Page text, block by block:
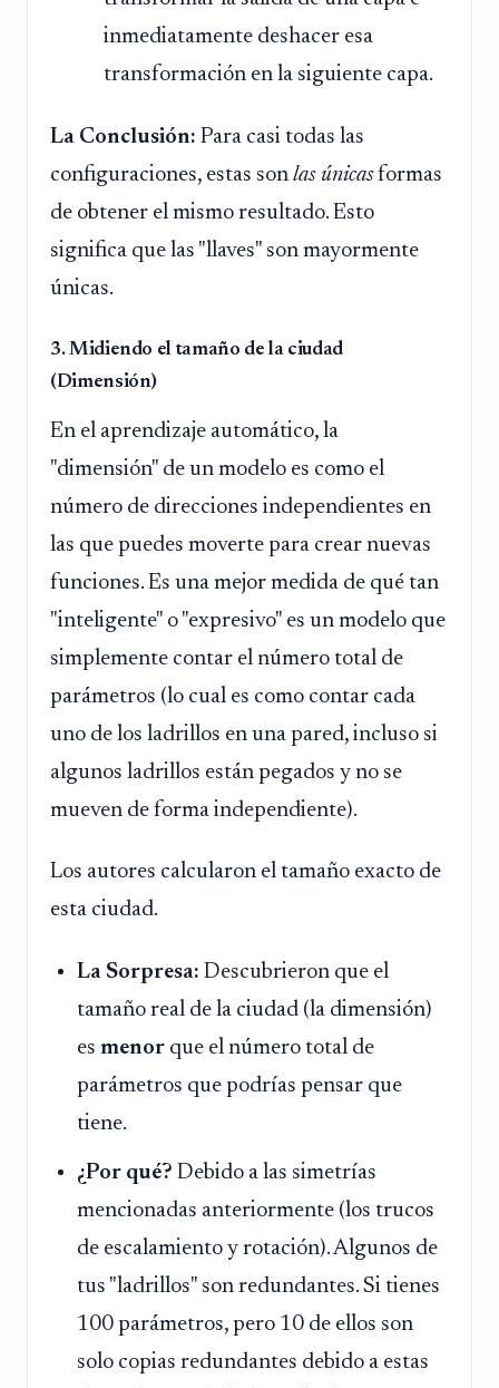
inmediatamente deshacer esa
transformación en la siguiente capa.
La Conclusión: Para casi todas las
configuraciones, estas son las únicasformas
de obtener el mismo resultado. Esto
significa que las "llaves" son mayormente
únicas.
3. Midiendo el tamaño de la ciudad
(Dimensión)
En el aprendizaje automático, la
"dimensión" de un modelo es como el
número de direcciones independientes en
las que puedes moverte para crear nuevas
funciones. Es una mejor medida de qué tan
"inteligente" o "expresivo" es un modelo que
simplemente contar el número total de
parámetros (lo cual es como contar cada
uno de los ladrillos en una pared, incluso si
algunos ladrillos están pegados y no se
mueven de forma independiente).
Los autores calcularon el tamaño exacto de
esta ciudad.
La Sorpresa: Descubrieron que el
tamaño real de la ciudad (la dimensión)
es menor que el número total de
parámetros que podrías pensar que
tiene.
¿Por qué? Debido a las simetrías
mencionadas anteriormente (los trucos
de escalamiento y rotación). Algunos de
tus "ladrillos" son redundantes. Si tienes
100 parámetros, pero 10 de ellos son
solo copias redundantes debido a estas